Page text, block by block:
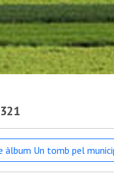
àlbum Un tomb pel